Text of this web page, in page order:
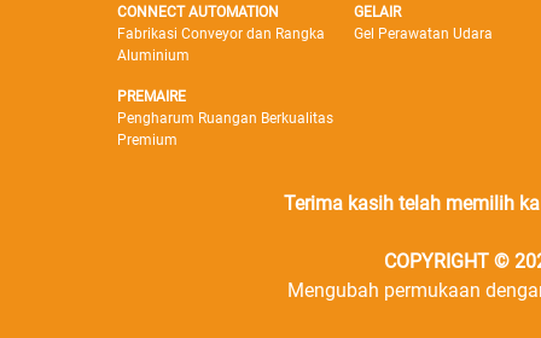
CONNECT AUTOMATION
Fabrikasi Conveyor dan Rangka
Aluminium
GELAIR
Gel Perawatan Udara
PREMAIRE
Pengharum Ruangan Berkualitas
Premium
Terima kasih telah memilih
COPYRIGHT ©
Mengubah permukaan